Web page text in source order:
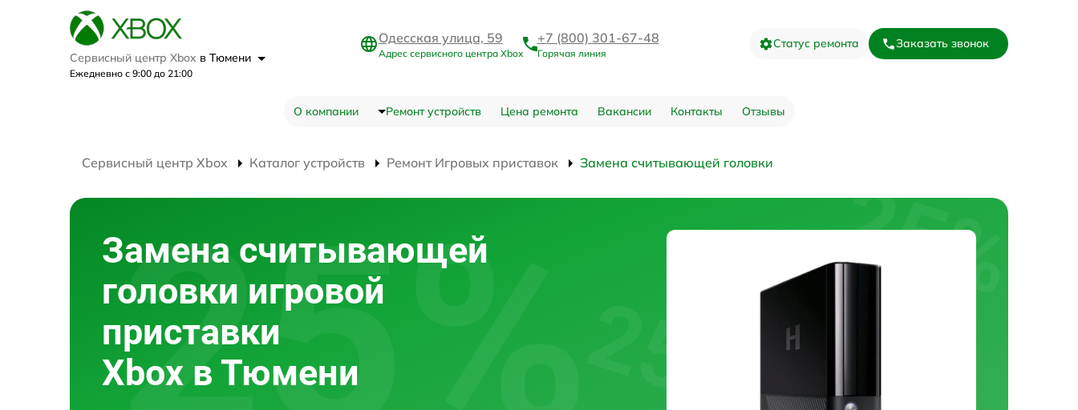
Сервисный центр Xbox в Тюмени
Ежедневно с 9:00 до 21:00
Одесская улица, 59
Адрес сервисного центра Xbox
+7 (800) 301-67-48
Горячая линия
Статус ремонта Заказать звонок
О компании Ремонт устройств Цена ремонта Вакансии Контакты Отзывы
Сервисный центр Xbox Каталог устройств Ремонт Игровых приставок Замена считывающей головки
Замена считывающей
головки игровой
приставки
Xbox в Тюмени